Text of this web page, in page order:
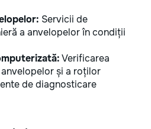
Servicii de
a anvelopelor în condiții
Verificarea
și a roților
de diagnosticare